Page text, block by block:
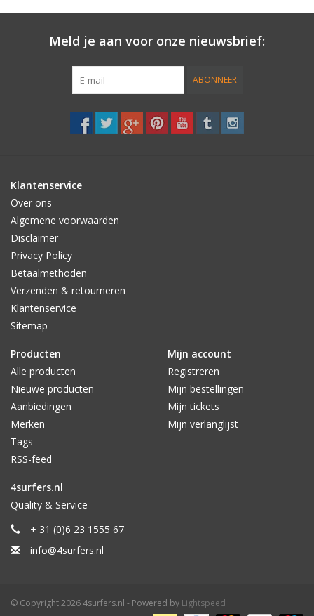
Meld je aan voor onze nieuwsbrief:
ABONNEER
Klantenservice
Over ons
Algemene voorwaarden
Disclaimer
Privacy Policy
Betaalmethoden
Verzenden & retourneren
Klantenservice
Sitemap
Producten
Alle producten
Nieuwe producten
Aanbiedingen
Merken
Tags
RSS-feed
Mijn account
Registreren
Mijn bestellingen
Mijn tickets
Mijn verlanglijst
4surfers.nl
Quality & Service
+ 31 (0)6 23 1555 67
info@4surfers.nl
© Copyright 2026 4surfers.nl - Powered by Lightspeed